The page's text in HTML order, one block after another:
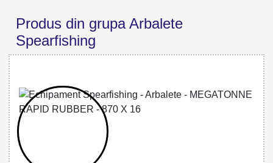
Produs din grupa Arbalete
Spearfishing
32785512143 - MEGATONNE RAPID